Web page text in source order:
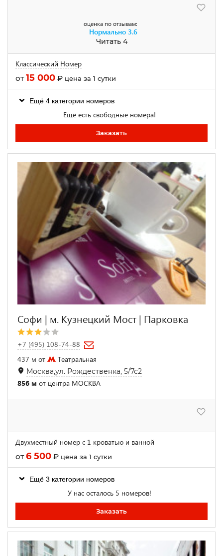
оценка по отзывам:
Нормально 3.6
Читать 4
Классический Номер
от15 000 ₽ цена за 1 сутки
Ещё 4 категории номеров
Ещё есть свободные номера!
Заказать
Софи | м. Кузнецкий Мост | Парковка
+7 (495) 108-74-88
437 м от
Театральная
Москва,ул. Рождественка, 5/7с2
856 м от центра МОСКВА
Двухместный номер с 1 кроватью и ванной
от6 500 ₽ цена за 1 сутки
Ещё 3 категории номеров
У нас осталось 5 номеров!
Заказать